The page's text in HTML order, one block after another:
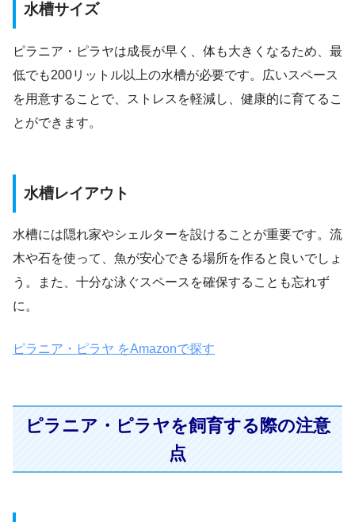
水槽サイズ
ピラニア・ピラヤは成長が早く、体も大きくなるため、最
低でも200リットル以上の水槽が必要です。広いスペース
を用意することで、ストレスを軽減し、健康的に育てるこ
とができます。
水槽レイアウト
水槽には隠れ家やシェルターを設けることが重要です。流
木や石を使って、魚が安心できる場所を作ると良いでしょ
う。また、十分な泳ぐスペースを確保することも忘れず
に。
ピラニア・ピラヤ をAmazonで探す
ピラニア・ピラヤを飼育する際の注意
点